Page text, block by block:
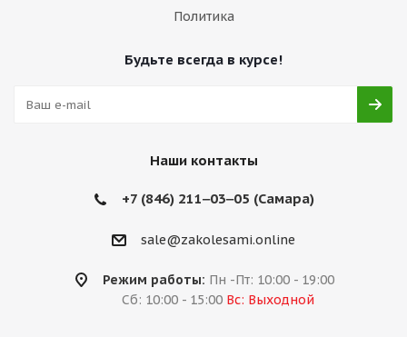
Политика
Будьте всегда в курсе!
Наши контакты
+7 (846) 211‒03‒05 (Самара)
sale@zakolesami.online
Режим работы: Пн -Пт: 10:00 - 19:00
Сб: 10:00 - 15:00 Вс: Выходной